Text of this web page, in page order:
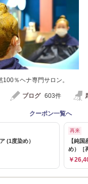
％ヘナ専門サロン。
ブログ 603件
クーポン一覧へ
(1度染め）
再来
【純
め）［
￥